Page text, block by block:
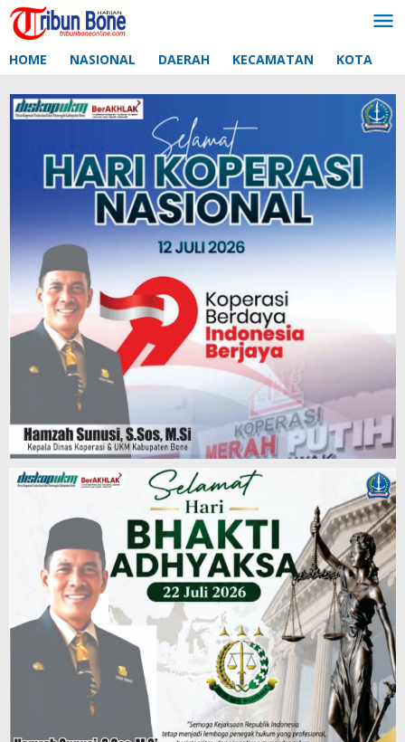
Lewati
ke
HOME NASIONAL DAERAH KECAMATAN KOTA